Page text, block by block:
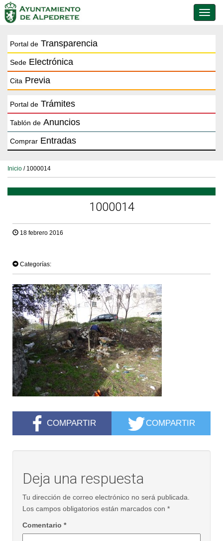
de
Portal de Transparencia
Sede Electrónica
Cita Previa
Portal de Trámites
Tablón de Anuncios
Comprar Entradas
Inicio / 1000014
1000014
18 febrero 2016
Categorías:
COMPARTIR COMPARTIR
Deja una respuesta
Tu dirección de correo electrónico no será publicada.
Los campos obligatorios están marcados con *
Comentario *